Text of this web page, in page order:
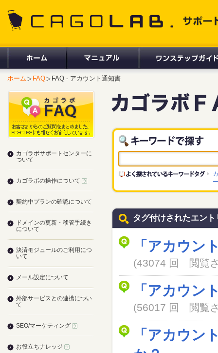
ホーム FAQ FAQ - アカウント通知書
タグ付けされたエント
「アカウン
(43074 回 閲覧
「アカウン
(56017 回 閲覧
「アカウン
カゴラボサポートセンターに
ついて
カゴラボの操作について
契約中プランの確認について
ドメインの更新・移管手続き
について
決済モジュールのご利用につ
いて
メール設定について
外部サービスとの連携につい
て
SEO/マーケティング
お役立ちナレッジ